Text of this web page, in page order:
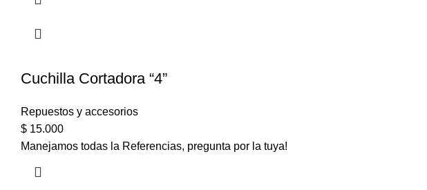
Cuchilla Cortadora “4”
Repuestos y accesorios
$ 15.000
Manejamos todas la Referencias, pregunta por la tuya!